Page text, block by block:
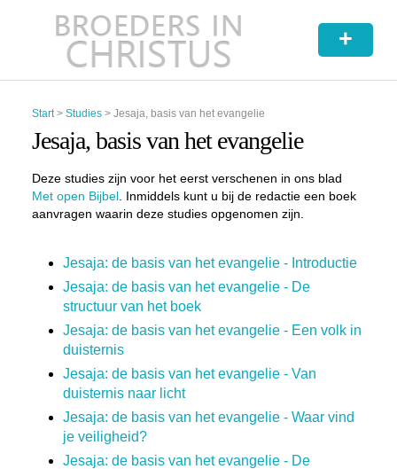
+
Start> Studies> Jesaja, basis van het evangelie
Jesaja, basis van het evangelie
Deze studies zijn voor het eerst verschenen in ons blad
Met open Bijbel. Inmiddels kunt u bij de redactie een boek
aanvragen waarin deze studies opgenomen zijn.
Jesaja: de basis van het evangelie - Introductie
Jesaja: de basis van het evangelie - De
structuur van het boek
Jesaja: de basis van het evangelie - Een volk in
duisternis
Jesaja: de basis van het evangelie - Van
duisternis naar licht
Jesaja: de basis van het evangelie - Waar vind
je veiligheid?
Jesaja: de basis van het evangelie - De